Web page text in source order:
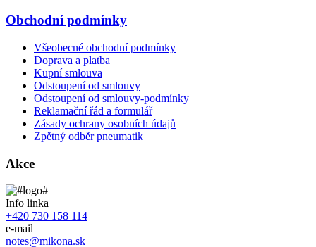
Obchodní podmínky
Všeobecné obchodní podmínky
Doprava a platba
Kupní smlouva
Odstoupení od smlouvy
Odstoupení od smlouvy-podmínky
Reklamační řád a formulář
Zásady ochrany osobních údajů
Zpětný odběr pneumatik
Akce
Info linka
+420 730 158 114
e-mail
notes@mikona.sk